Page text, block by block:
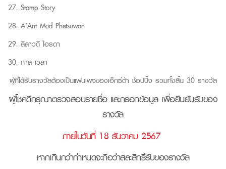
Stamp Story
A’Ant Mod Phetsuwan
ลีลาวดี ไอรดา
กาล เวลา
ผู้ที่ได้รับรางวัลต้องเป็นแฟนเพจของเอ็กซ์ต้า ช้อปปิ้ง รวมทั้งสิ้น 30 รางวัล
ผู้โชคดีกรุณาตรวจสอบรายชื่อ และกรอกข้อมูล เพื่อยืนยันรับของ
รางวัล
ภายในวันที่ 18 ธันวาคม 2567
หากเกินกว่ากำหนดจะถือว่าสละสิทธิ์รับของรางวัล